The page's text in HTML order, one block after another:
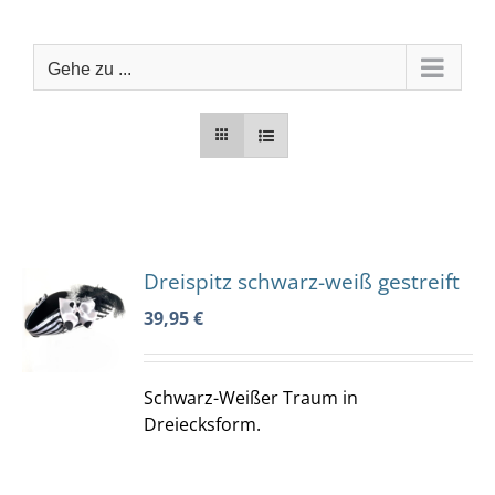
Inhalt
springenGehe zu ...
Dreispitz schwarz-weiß gestreift
39,95€
Schwarz-Weißer Traum in
Dreiecksform.